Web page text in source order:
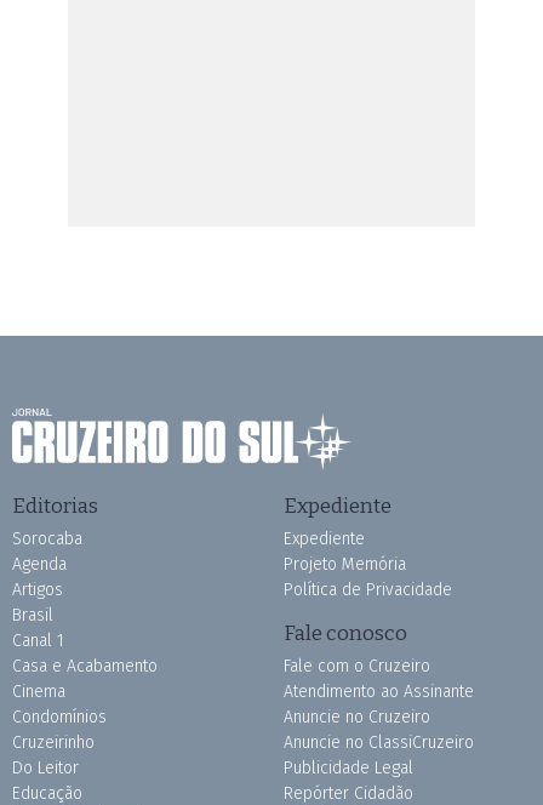
Editorias
Sorocaba
Agenda
Artigos
Brasil
Canal 1
Casa e Acabamento
Cinema
Condomínios
Cruzeirinho
Do Leitor
Educação
Expediente
Expediente
Projeto Memória
Política de Privacidade
Fale conosco
Fale com o Cruzeiro
Atendimento ao Assinante
Anuncie no Cruzeiro
Anuncie no ClassiCruzeiro
Publicidade Legal
Repórter Cidadão